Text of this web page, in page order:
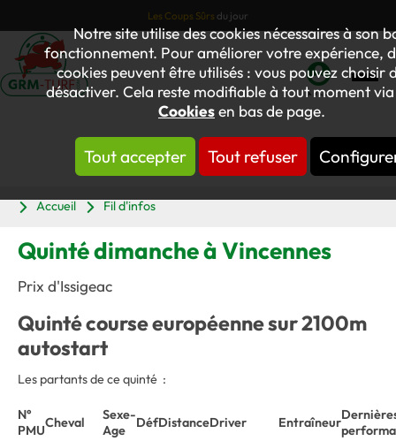
Notre site utilise des cookies nécessaires à son
fonctionnement. Pour améliorer votre expérience,
cookies peuvent être utilisés : vous pouvez choisir
désactiver. Cela reste modifiable à tout moment
Cookiesen bas de page.
Tout accepter Tout refuser
Les Coups Sûrs du jour
Mon
compte
Accueil
Fil d'infos
Quinté dimanche à Vincennes
Prix d'Issigeac
Quinté course européenne sur 2100m
autostart
Les partants de ce quinté :
N°
PMUCheval
Sexe-
Age
DéfDistanceDriver Entraîneur